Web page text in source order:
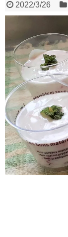
2022/3/26